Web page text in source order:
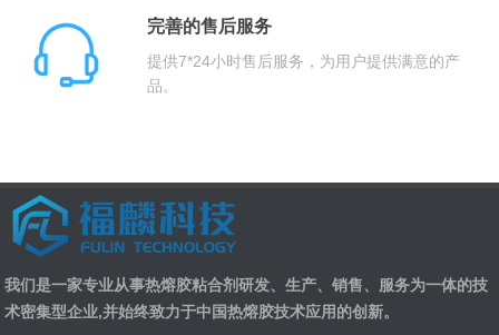
完善的售后服务
提供7*24小时售后服务，为用户提供满意的产
品。
我们是一家专业从事热熔胶粘合剂研发、生产、销售、服务为一体的技
术密集型企业,并始终致力于中国热熔胶技术应用的创新。